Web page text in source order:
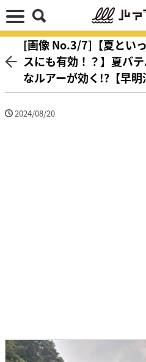
[画像 No.3/7]【夏とい
スにも有効！？】夏バ
なルアーが効く!?【早明
2024/08/20